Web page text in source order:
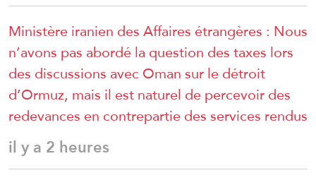
Ministère iranien des Affaires étrangères : Nous
n’avons pas abordé la question des taxes lors
des discussions avec Oman sur le détroit
d’Ormuz, mais il est naturel de percevoir des
redevances en contrepartie des services rendus
il y a 2 heures